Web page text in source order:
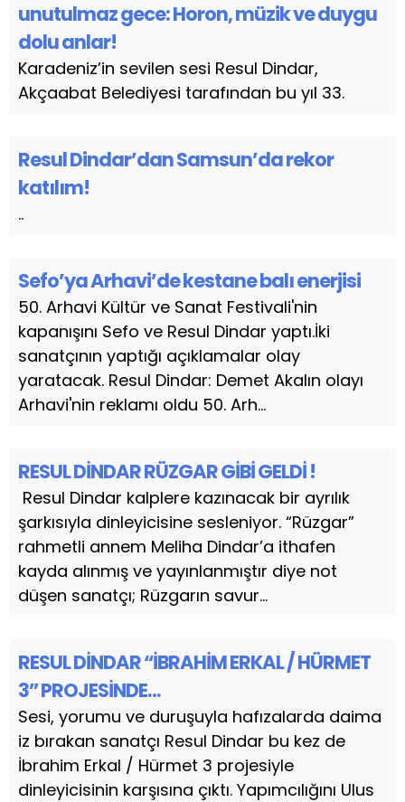
unutulmaz gece: Horon, müzik ve duygu
dolu anlar!
Karadeniz’in sevilen sesi Resul Dindar,
Akçaabat Belediyesi tarafından bu yıl 33.
Resul Dindar’dan Samsun’da rekor
katılım!
..
Sefo’ya Arhavi’de kestane balı enerjisi
50. Arhavi Kültür ve Sanat Festivali'nin
kapanışını Sefo ve Resul Dindar yaptı.İki
sanatçının yaptığı açıklamalar olay
yaratacak. Resul Dindar: Demet Akalın olayı
Arhavi'nin reklamı oldu 50. Arh...
RESUL DİNDAR RÜZGAR GİBİ GELDİ !
Resul Dindar kalplere kazınacak bir ayrılık
şarkısıyla dinleyicisine sesleniyor. “Rüzgar”
rahmetli annem Meliha Dindar’a ithafen
kayda alınmış ve yayınlanmıştır diye not
düşen sanatçı; Rüzgarın savur...
RESUL DİNDAR “İBRAHİM ERKAL / HÜRMET
3” PROJESİNDE…
Sesi, yorumu ve duruşuyla hafızalarda daima
iz bırakan sanatçı Resul Dindar bu kez de
İbrahim Erkal / Hürmet 3 projesiyle
dinleyicisinin karşısına çıktı. Yapımcılığını Ulus